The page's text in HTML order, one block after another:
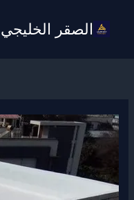
الصقر الخليجي